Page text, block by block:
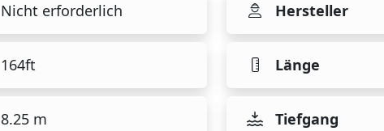
Nicht erforderlich Hersteller
164ft Länge
8.25 m Tiefgang